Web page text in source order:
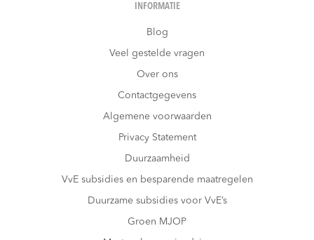
INFORMATIE
Blog
Veel gestelde vragen
Over ons
Contactgegevens
Algemene voorwaarden
Privacy Statement
Duurzaamheid
VvE subsidies en besparende maatregelen
Duurzame subsidies voor VvE’s
Groen MJOP